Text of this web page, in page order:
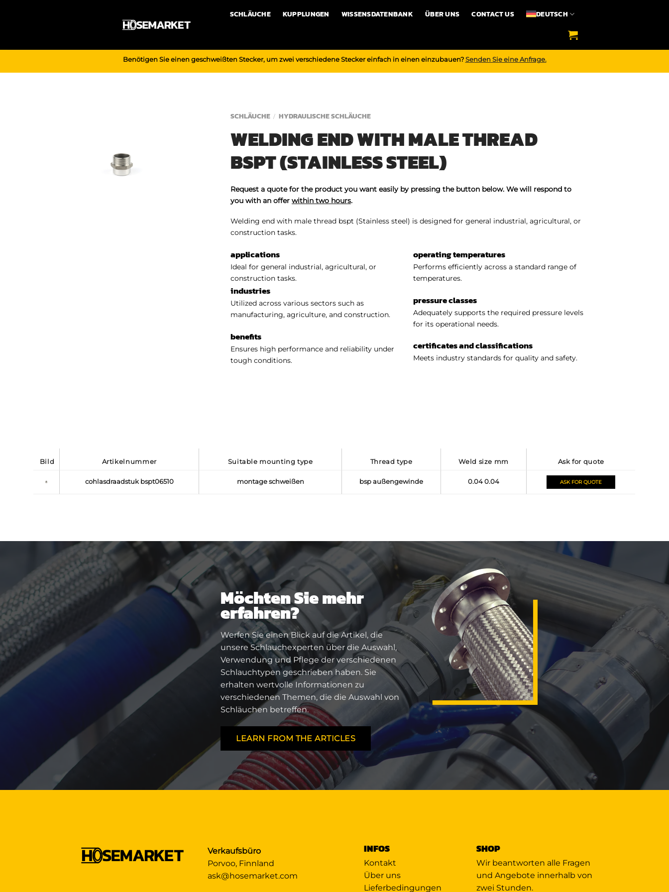
SCHLÄUCHE KUPPLUNGEN WISSENSDATENBANK ÜBER UNS CONTACT US DEUTSCH
Benötigen Sie einen geschweißten Stecker, um zwei verschiedene Stecker einfach in einen einzubauen? Senden Sie eine Anfrage.
SCHLÄUCHE / HYDRAULISCHE SCHLÄUCHE
WELDING END WITH MALE THREAD
BSPT (STAINLESS STEEL)
Request a quote for the product you want easily by pressing the button below. We will respond to
you with an offer within two hours.
Welding end with male thread bspt (Stainless steel) is designed for general industrial, agricultural, or
construction tasks.
applications
Ideal for general industrial, agricultural, or
construction tasks.
industries
Utilized across various sectors such as
manufacturing, agriculture, and construction.
benefits
Ensures high performance and reliability under
tough conditions.
operating temperatures
Performs efficiently across a standard range of
temperatures.
pressure classes
Adequately supports the required pressure levels
for its operational needs.
certificates and classifications
Meets industry standards for quality and safety.
bild artikelnummer suitable mounting type thread type weld size mm ask for quote
cohlasdraadstuk bspt06510 montage schweißen bsp außengewinde 0.04 0.04 ASK FOR QUOTE
Möchten Sie mehr
erfahren?
Werfen Sie einen Blick auf die Artikel, die
unsere Schlauchexperten über die Auswahl,
Verwendung und Pflege der verschiedenen
Schlauchtypen geschrieben haben. Sie
erhalten wertvolle Informationen zu
verschiedenen Themen, die die Auswahl von
Schläuchen betreffen.
LEARN FROM THE ARTICLES
Verkaufsbüro
Porvoo, Finnland
ask@hosemarket.com
INFOS
Kontakt
Über uns
Lieferbedingungen
SHOP
Wir beantworten alle Fragen
und Angebote innerhalb von
zwei Stunden.